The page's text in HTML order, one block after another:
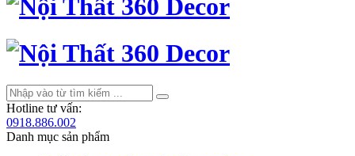
Hotline tư vấn:
0918.886.002
Danh mục sản phẩm